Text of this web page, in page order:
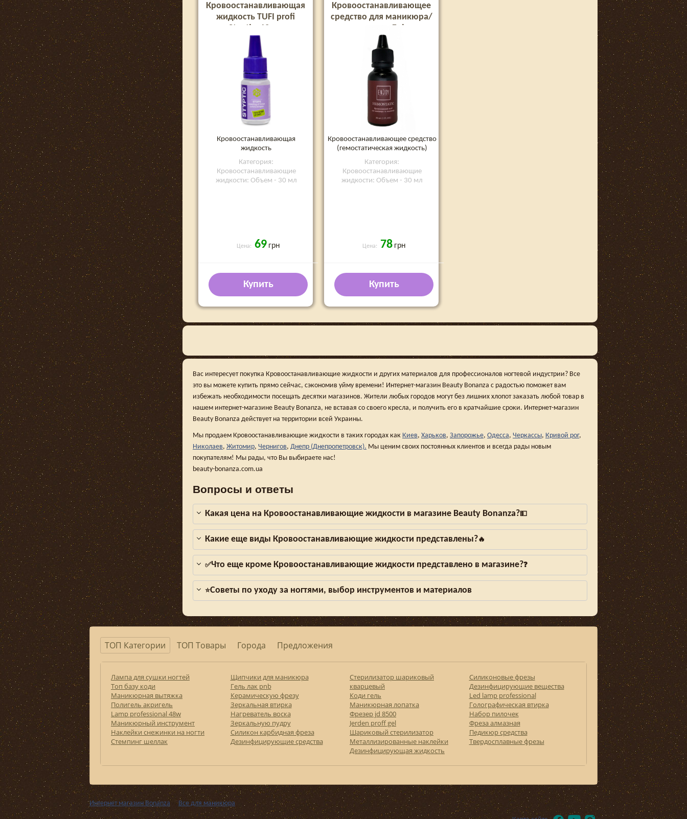
Кровоостанавливающая
жидкость TUFI profi
Styptic, 12 мл
Кровоостанавливающая
жидкость
Категория:
Кровоостанавливающие
жидкости: Объем - 30 мл
Цена: 69 грн
Купить
Кровоостанавливающее
средство для маникюра/
педикюра Enjoy
Professional, 30 мл
Кровоостанавливающее средство
(гемостатическая жидкость)
Категория:
Кровоостанавливающие
жидкости: Объем - 30 мл
Цена: 78 грн
Купить
Вас интересует покупка Кровоостанавливающие жидкости и других материалов для профессионалов ногтевой индустрии? Все
это вы можете купить прямо сейчас, сэкономив уйму времени! Интернет-магазин Beauty Bonanza с радостью поможет вам
избежать необходимости посещать десятки магазинов. Жители любых городов могут без лишних хлопот заказать любой товар в
нашем интернет-магазине Beauty Bonanza, не вставая со своего кресла, и получить его в кратчайшие сроки. Интернет-магазин
Beauty Bonanza действует на территории всей Украины.
Мы продаем Кровоостанавливающие жидкости в таких городах как Киев, Харьков, Запорожье, Одесса, Черкассы, Кривой рог,
Николаев, Житомир, Чернигов, Днепр (Днепропетровск). Мы ценим своих постоянных клиентов и всегда рады новым
покупателям! Мы рады, что Вы выбираете нас!
beauty-bonanza.com.ua
Вопросы и ответы
Какая цена на Кровоостанавливающие жидкости в магазине Beauty Bonanza?💵
Какие еще виды Кровоостанавливающие жидкости представлены?🔥
✅Что еще кроме Кровоостанавливающие жидкости представлено в магазине?❓
⭐Советы по уходу за ногтями, выбор инструментов и материалов
ТОП Категории ТОП Товары Города Предложения
Лампа для сушки ногтей
Топ базу коди
Маникюрная вытяжка
Полигель акригель
Lamp professional 48w
Маникюрный инструмент
Наклейки снежинки на ногти
Стемпинг шеллак
Щипчики для маникюра
Гель лак pnb
Керамическую фрезу
Зеркальная втирка
Нагреватель воска
Зеркальную пудру
Силикон карбидная фреза
Дезинфицирующие средства
Стерилизатор шариковый
кварцевый
Коди гель
Маникюрная лопатка
Фрезер jd 8500
Jerden proff gel
Шариковый стерилизатор
Металлизированные наклейки
Дезинфицирующая жидкость
Силиконовые фрезы
Дезинфицирующие вещества
Led lamp professional
Голографическая втирка
Набор пилочек
Фреза алмазная
Педикюр средства
Твердосплавные фрезы
Интернет магазин Bonanza ››Все для маникюра